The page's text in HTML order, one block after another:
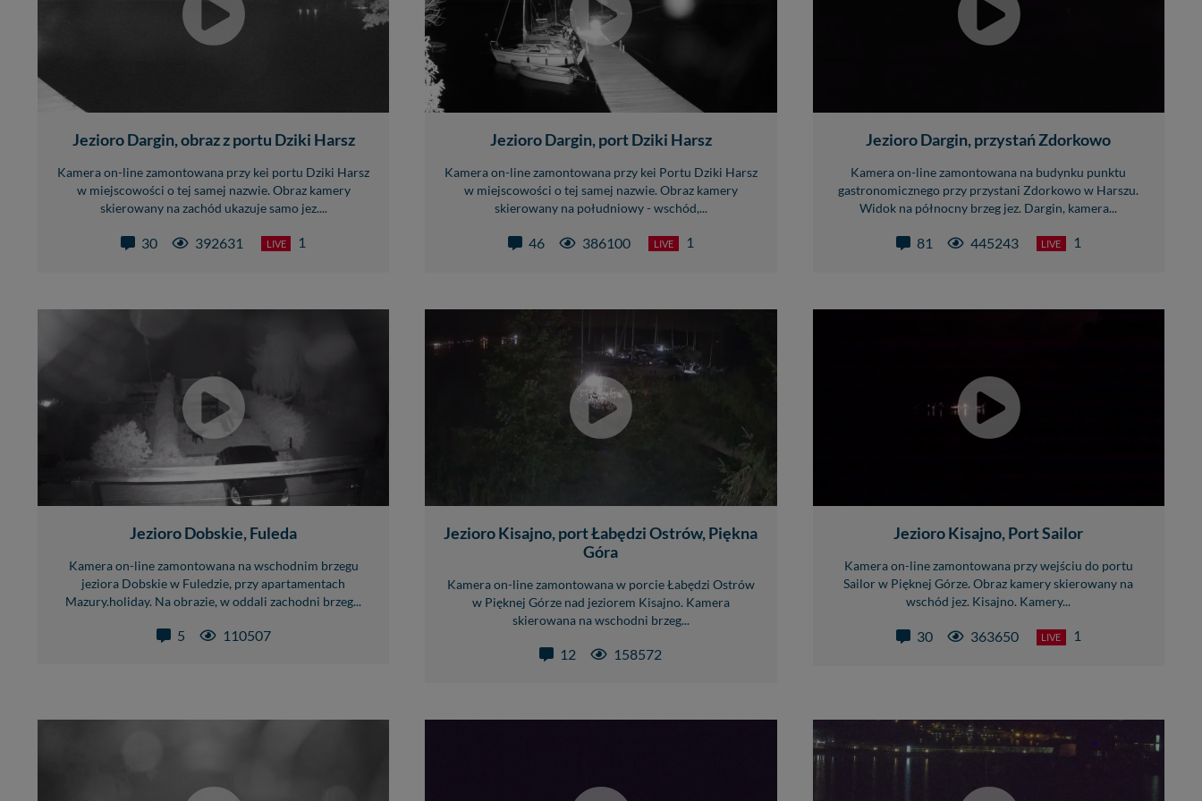
Jezioro Dargin, obraz z portu Dziki Harsz
Kamera on-line zamontowana przy kei portu Dziki Harsz
w miejscowości o tej samej nazwie. Obraz kamery
skierowany na zachód ukazuje samo jez....
30 392631 LIVE 1
Jezioro Dargin, port Dziki Harsz
Kamera on-line zamontowana przy kei Portu Dziki Harsz
w miejscowości o tej samej nazwie. Obraz kamery
skierowany na południowy - wschód,...
46 386100 LIVE 1
Jezioro Dargin, przystań Zdorkowo
Kamera on-line zamontowana na budynku punktu
gastronomicznego przy przystani Zdorkowo w Harszu.
Widok na północny brzeg jez. Dargin, kamera...
81 445243 LIVE 1
Jezioro Dobskie, Fuleda
Kamera on-line zamontowana na wschodnim brzegu
jeziora Dobskie w Fuledzie, przy apartamentach
Mazury.holiday. Na obrazie, w oddali zachodni brzeg...
5 110507
Jezioro Kisajno, port Łabędzi Ostrów, Piękna
Góra
Kamera on-line zamontowana w porcie Łabędzi Ostrów
w Pięknej Górze nad jeziorem Kisajno. Kamera
skierowana na wschodni brzeg...
12 158572
Jezioro Kisajno, Port Sailor
Kamera on-line zamontowana przy wejściu do portu
Sailor w Pięknej Górze. Obraz kamery skierowany na
wschód jez. Kisajno. Kamery...
30 363650 LIVE 1